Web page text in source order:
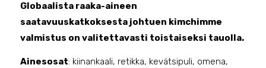
Globaalista raaka-aineen
saatavuuskatkoksesta johtuen kimchimme
valmistus on valitettavasti toistaiseksi tauolla.
Ainesosat: kiinankaali, retikka, kevätsipuli, omena,